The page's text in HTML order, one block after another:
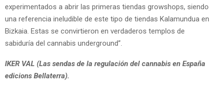
experimentados a abrir las primeras tiendas growshops, siendo
una referencia ineludible de este tipo de tiendas Kalamundua en
Bizkaia. Estas se convirtieron en verdaderos templos de
sabiduría del cannabis underground”.
IKER VAL (Las sendas de la regulación del cannabis en España
edicions Bellaterra).